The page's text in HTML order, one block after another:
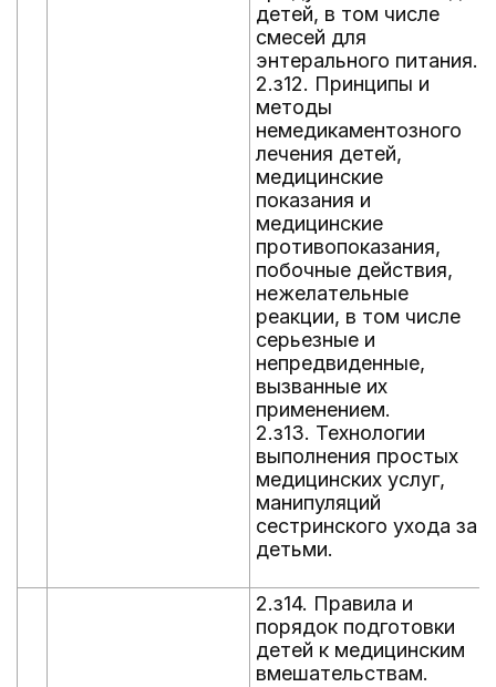
детей, в том числе
смесей для
энтерального питания.
2.з12. Принципы и
методы
немедикаментозного
лечения детей,
медицинские
показания и
медицинские
противопоказания,
побочные действия,
нежелательные
реакции, в том числе
серьезные и
непредвиденные,
вызванные их
применением.
2.з13. Технологии
выполнения простых
медицинских услуг,
манипуляций
сестринского ухода за
детьми.
2.з14. Правила и
порядок подготовки
детей к медицинским
вмешательствам.